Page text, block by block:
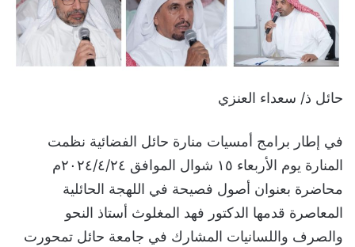
حائل ذ/ سعداء العنزي
في إطار برامج أمسيات منارة حائل الفضائية نظمت
المنارة يوم الأربعاء ١٥ شوال الموافق ٢٠٢٤/٤/٢٤م
محاضرة بعنوان أصول فصيحة في اللهجة الحائلية
المعاصرة قدمها الدكتور فهد المغلوث أستاذ النحو
والصرف واللسانيات المشارك في جامعة حائل تمحورت